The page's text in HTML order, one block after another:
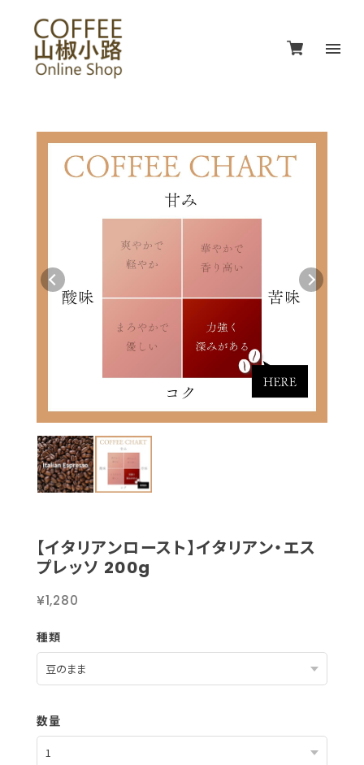
【イタリアンロースト】イタリアン・エス
プレッソ 200g
¥1,280
種類
数量